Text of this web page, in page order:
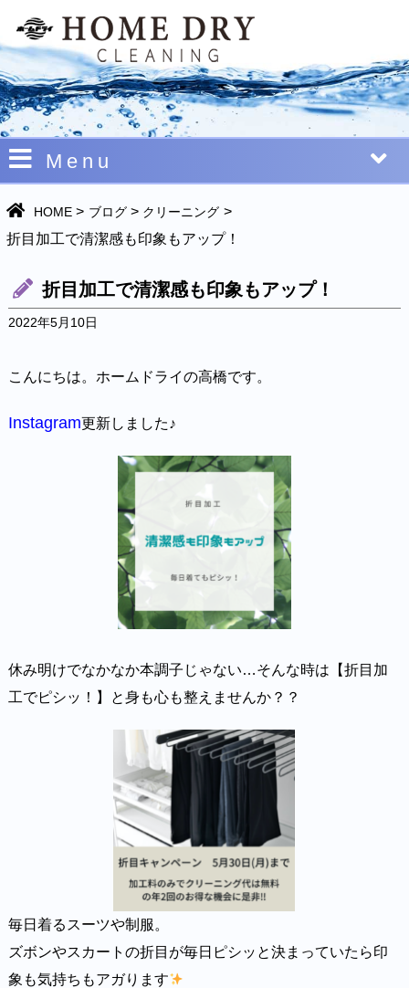
Menu
HOME > ブログ > クリーニング >
折目加工で清潔感も印象もアップ！
折目加工で清潔感も印象もアップ！
2022年5月10日
こんにちは。ホームドライの高橋です。
Instagram更新しました♪
休み明けでなかなか本調子じゃない…そんな時は【折目加
工でピシッ！】と身も心も整えませんか？？
毎日着るスーツや制服。
ズボンやスカートの折目が毎日ピシッと決まっていたら印
象も気持ちもアガります